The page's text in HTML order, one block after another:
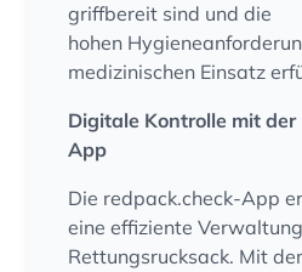
griffbereit sind und die
hohen
medizinischen Einsatz
Digitale Kontrolle mit
App
Die redpack.check-App
eine effiziente
Rettungsrucksack. Mit